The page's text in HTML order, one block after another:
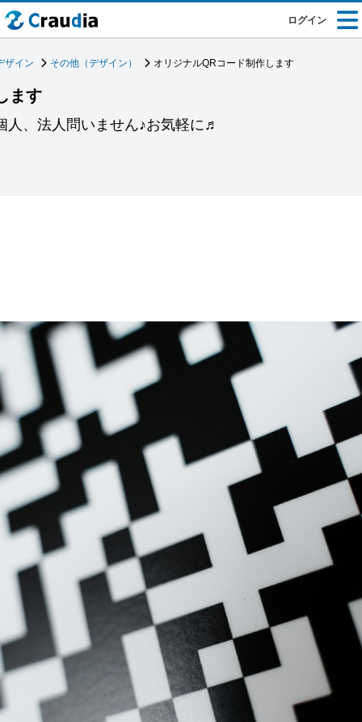
ログイン
ザイン その他（デザイン） オリジナルQRコード制作します
ます
、法人問いません♪お気軽に♬